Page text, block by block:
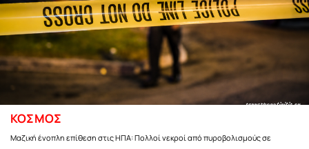
ΚΟΣΜΟΣ
Μαζική ένοπλη επίθεση στις ΗΠΑ: Πολλοί νεκροί από πυροβολισμούς σε